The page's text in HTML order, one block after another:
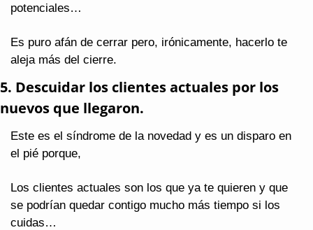
potenciales…
Es puro afán de cerrar pero, irónicamente, hacerlo te
aleja más del cierre.
5. Descuidar los clientes actuales por los
nuevos que llegaron.
Este es el síndrome de la novedad y es un disparo en
el pié porque,
Los clientes actuales son los que ya te quieren y que
se podrían quedar contigo mucho más tiempo si los
cuidas…